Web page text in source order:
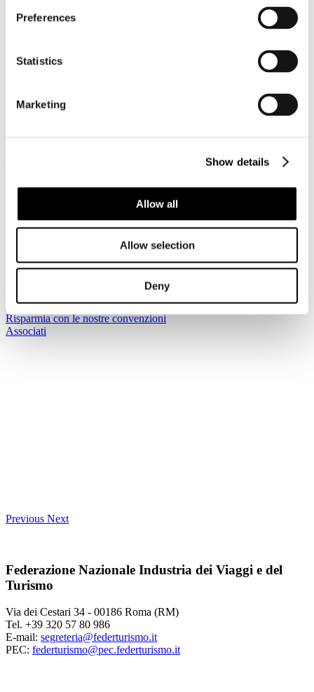
Preferences
Statistics
Marketing
Show details
Allow all
Allow selection
Deny
Circolare Prot. n. C/78 - Italia/Romania
Business Forum (Roma, 16 ottobre 2018)
ottobre 2018)
Pubblicato: 15 Ottobre 2018
Le circolari
Circolari
(Roma, 16 ottobre 2018) + Arab Business Forum (Roma, 17
Iscriviti alla newsletter
Risparmia con le nostre convenzioni
Associati
Previous Next
Federazione Nazionale Industria dei Viaggi e del
Turismo
Via dei Cestari 34 - 00186 Roma (RM)
Tel. +39 320 57 80 986
E-mail: segreteria@federturismo.it
PEC: federturismo@pec.federturismo.it